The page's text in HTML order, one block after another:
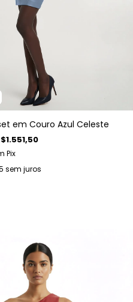
em Couro Azul Celeste
Pix
sem juros